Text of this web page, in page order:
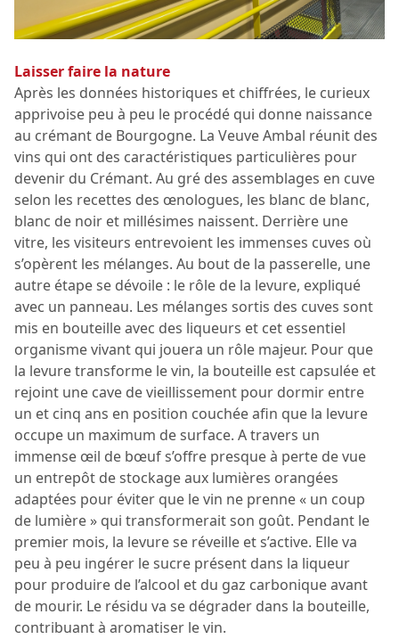
Laisser faire la nature
Après les données historiques et chiffrées, le curieux
apprivoise peu à peu le procédé qui donne naissance
au crémant de Bourgogne. La Veuve Ambal réunit des
vins qui ont des caractéristiques particulières pour
devenir du Crémant. Au gré des assemblages en cuve
selon les recettes des œnologues, les blanc de blanc,
blanc de noir et millésimes naissent. Derrière une
vitre, les visiteurs entrevoient les immenses cuves où
s’opèrent les mélanges. Au bout de la passerelle, une
autre étape se dévoile : le rôle de la levure, expliqué
avec un panneau. Les mélanges sortis des cuves sont
mis en bouteille avec des liqueurs et cet essentiel
organisme vivant qui jouera un rôle majeur. Pour que
la levure transforme le vin, la bouteille est capsulée et
rejoint une cave de vieillissement pour dormir entre
un et cinq ans en position couchée afin que la levure
occupe un maximum de surface. A travers un
immense œil de bœuf s’offre presque à perte de vue
un entrepôt de stockage aux lumières orangées
adaptées pour éviter que le vin ne prenne « un coup
de lumière » qui transformerait son goût. Pendant le
premier mois, la levure se réveille et s’active. Elle va
peu à peu ingérer le sucre présent dans la liqueur
pour produire de l’alcool et du gaz carbonique avant
de mourir. Le résidu va se dégrader dans la bouteille,
contribuant à aromatiser le vin.